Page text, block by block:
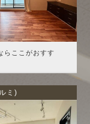
らここがおすす
ミ)